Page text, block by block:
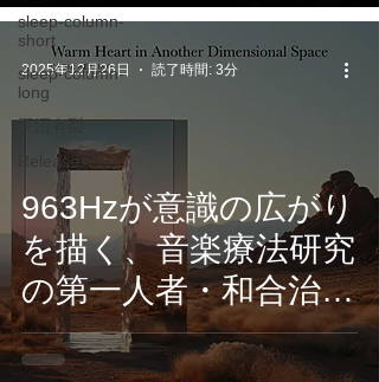
sleep-column-
short
sleep-column-
long
平沼有梨
Release
ジをテーマにした
『Distant Pages』、1
月16日より各音楽配
信サービスで配信開
始。
963Hzが意識の広がり
を描く、音楽療法研究
の第一人者・和合治久
博士監修によるヒー
リングアルバム
2025年12月26日 読了時間: 3分